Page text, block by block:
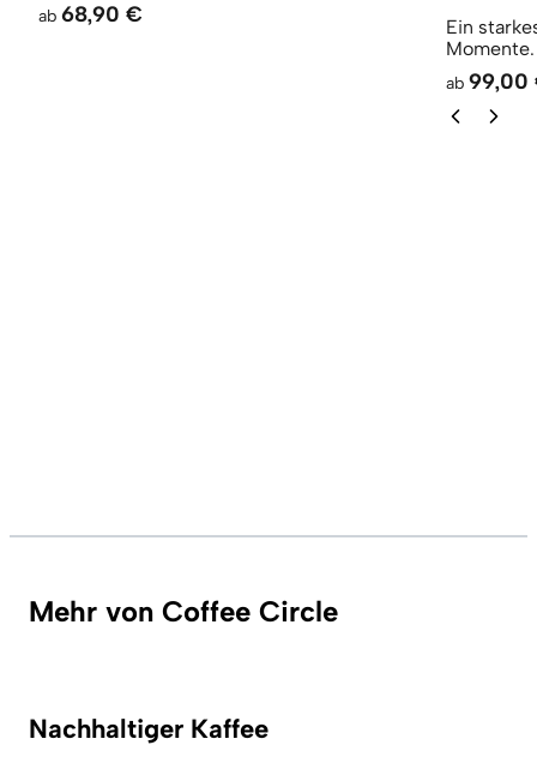
ab 68,90 €
Ein
Momente.
ab 99,00
Mehr von Coffee Circle
Nachhaltiger Kaffee